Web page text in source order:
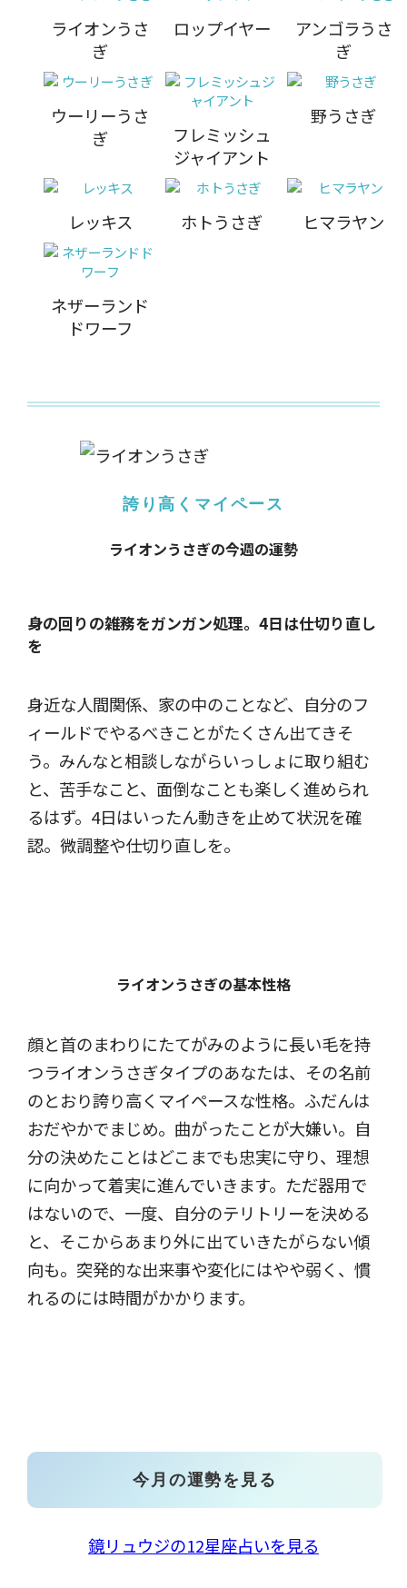
ライオンうさ
ぎ
ロップイヤー
アンゴラうさ
ぎ
ウーリーうさ
ぎ
フレミッシュ
ジャイアント
野うさぎ
レッキス ホトうさぎ ヒマラヤン
ネザーランド
ドワーフ
誇り高くマイペース
ライオンうさぎの今週の運勢
身の回りの雑務をガンガン処理。 4日は仕切り直し
を
身近な人間関係、家の中のことなど、自分のフ
ィールドでやるべきことがたくさん出てきそ
う。みんなと相談しながらいっしょに取り組む
と、苦手なこと、面倒なことも楽しく進められ
るはず。4日はいったん動きを止めて状況を確
認。微調整や仕切り直しを。
ライオンうさぎの基本性格
顔と首のまわりにたてがみのように長い毛を持
つライオンうさぎタイプのあなたは、その名前
のとおり誇り高くマイペースな性格。ふだんは
おだやかでまじめ。曲がったことが大嫌い。自
分の決めたことはどこまでも忠実に守り、理想
に向かって着実に進んでいきます。ただ器用で
はないので、一度、自分のテリトリーを決める
と、そこからあまり外に出ていきたがらない傾
向も。突発的な出来事や変化にはやや弱く、慣
れるのには時間がかかります。
今月の運勢を見る
鏡リュウジの12星座占いを見る